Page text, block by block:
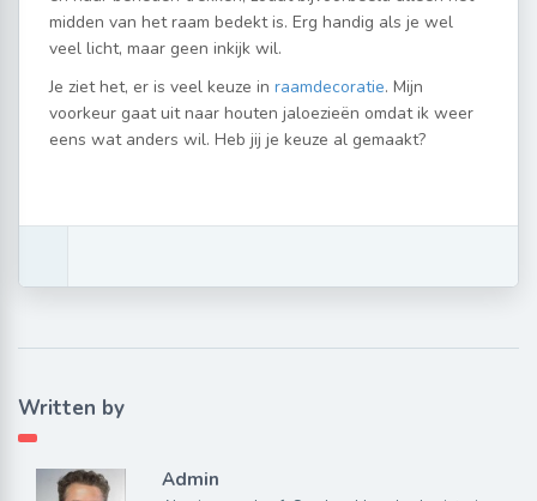
midden van het raam bedekt is. Erg handig als je wel
veel licht, maar geen inkijk wil.
Je ziet het, er is veel keuze in raamdecoratie. Mijn
voorkeur gaat uit naar houten jaloezieën omdat ik weer
eens wat anders wil. Heb jij je keuze al gemaakt?
Written by
Admin